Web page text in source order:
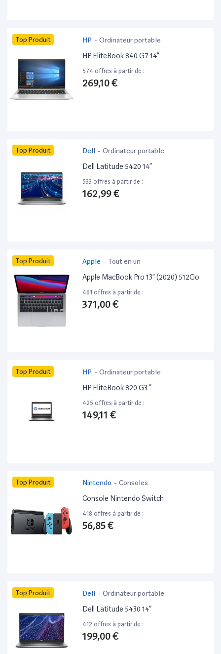
Top Produit HP - Ordinateur portable
HP EliteBook 840 G7 14”
574 offres à partir de :
269,10 €
Top Produit Dell - Ordinateur portable
Dell Latitude 5420 14”
533 offres à partir de :
162,99 €
Top Produit Apple - Tout en un
Apple MacBook Pro 13” (2020) 512Go
461 offres à partir de :
371,00 €
Top Produit HP - Ordinateur portable
HP EliteBook 820 G3 ”
425 offres à partir de :
149,11 €
Top Produit Nintendo - Consoles
Console Nintendo Switch
418 offres à partir de :
56,85 €
Top Produit Dell - Ordinateur portable
Dell Latitude 5430 14”
412 offres à partir de :
199,00 €